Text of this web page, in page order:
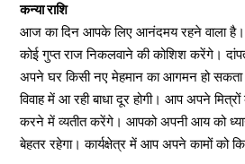
कन्या राशि
आज का दिन आपके लिए आनंदमय रहने वाला
कोई गुप्त राज निकलवाने की कोशिश करेंगे।
अपने घर किसी नए मेहमान का आगमन हो सकता
विवाह में आ रही बाधा दूर होगी। आप अपने
करने में व्यतीत करेंगे। आपको अपनी आय को
बेहतर रहेगा। कार्यक्षेत्र में आप अपने कामों को